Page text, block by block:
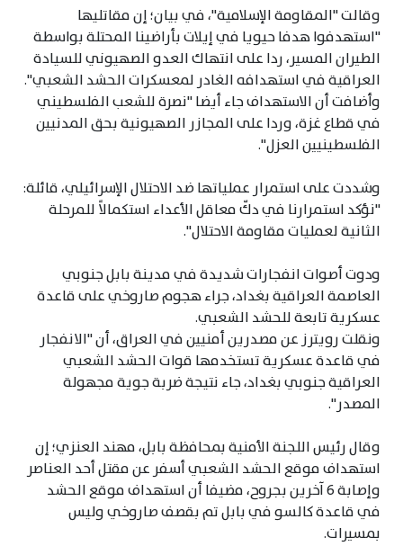
وقالت "المقاومة الإسلامية"، في بيان؛ إن مقاتليها
"استهدفوا هدفا حيويا في إيلات بأراضينا المحتلة بواسطة
الطيران المسير، ردا على انتهاك العدو الصهيوني للسيادة
العراقية في استهدافه الغادر لمعسكرات الحشد الشعبي".
وأضافت أن الاستهداف جاء أيضا "نصرة للشعب الفلسطيني
في قطاع غزة، وردا على المجازر الصهيونية بحق المدنيين
الفلسطينيين العزل".
وشددت على استمرار عملياتها ضد الاحتلال الإسرائيلي، قائلة:
"نؤكد استمرارنا في دكّ معاقل الأعداء استكمالاً للمرحلة
الثانية لعمليات مقاومة الاحتلال".
ودوت أصوات انفجارات شديدة في مدينة بابل جنوبي
العاصمة العراقية بغداد، جراء هجوم صاروخي على قاعدة
عسكرية تابعة للحشد الشعبي.
ونقلت رويترز عن مصدرين أمنيين في العراق، أن "الانفجار
في قاعدة عسكرية تستخدمها قوات الحشد الشعبي
العراقية جنوبي بغداد، جاء نتيجة ضربة جوية مجهولة
المصدر".
وقال رئيس اللجنة الأمنية بمحافظة بابل، مهند العنزي؛ إن
استهداف موقع الحشد الشعبي أسفر عن مقتل أحد العناصر
وإصابة 6 آخرين بجروح، مضيفا أن استهداف موقع الحشد
في قاعدة كالسو في بابل تم بقصف صاروخي وليس
بمسيرات.